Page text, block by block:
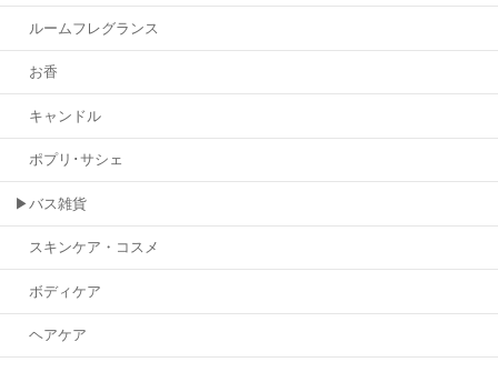
ルームフレグランス
お香
キャンドル
ポプリ･サシェ
▶バス雑貨
スキンケア・コスメ
ボディケア
ヘアケア